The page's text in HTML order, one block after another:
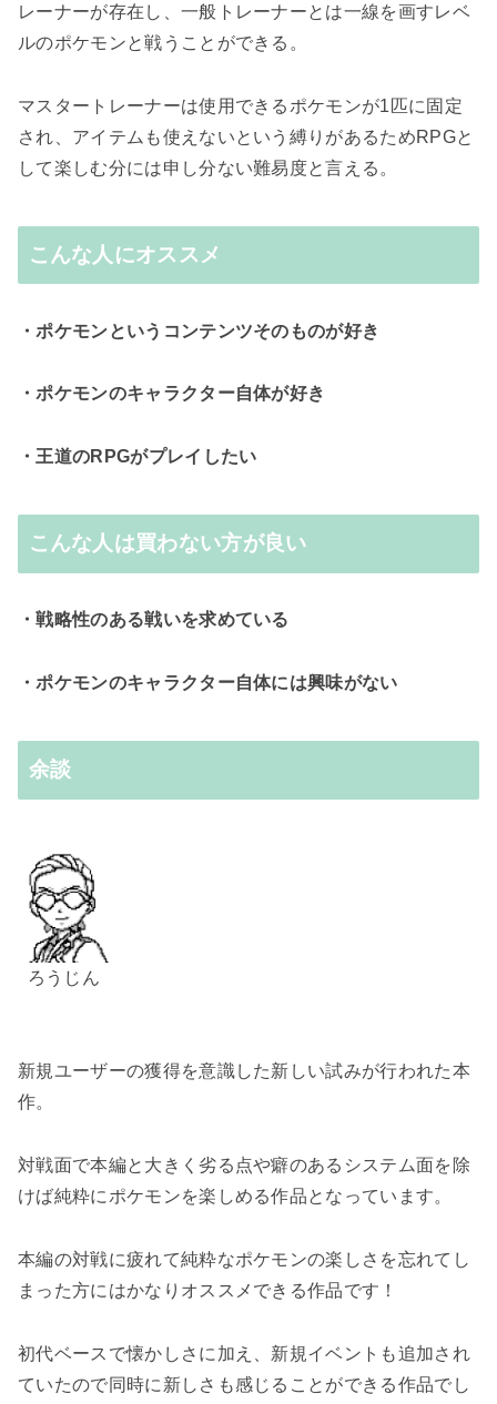
レーナーが存在し、一般トレーナーとは一線を画すレベ
ルのポケモンと戦うことができる。
マスタートレーナーは使用できるポケモンが1匹に固定
され、アイテムも使えないという縛りがあるためRPGと
して楽しむ分には申し分ない難易度と言える。
こんな人にオススメ
・ポケモンというコンテンツそのものが好き
・ポケモンのキャラクター自体が好き
・王道のRPGがプレイしたい
こんな人は買わない方が良い
・戦略性のある戦いを求めている
・ポケモンのキャラクター自体には興味がない
余談
ろうじん
新規ユーザーの獲得を意識した新しい試みが行われた本
作。
対戦面で本編と大きく劣る点や癖のあるシステム面を除
けば純粋にポケモンを楽しめる作品となっています。
本編の対戦に疲れて純粋なポケモンの楽しさを忘れてし
まった方にはかなりオススメできる作品です！
初代ベースで懐かしさに加え、新規イベントも追加され
ていたので同時に新しさも感じることができる作品でし